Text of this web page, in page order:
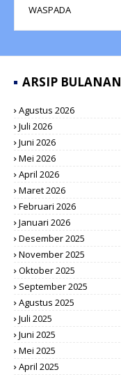
WASPADA
ARSIP BULANAN
Agustus 2026
Juli 2026
Juni 2026
Mei 2026
April 2026
Maret 2026
Februari 2026
Januari 2026
Desember 2025
November 2025
Oktober 2025
September 2025
Agustus 2025
Juli 2025
Juni 2025
Mei 2025
April 2025